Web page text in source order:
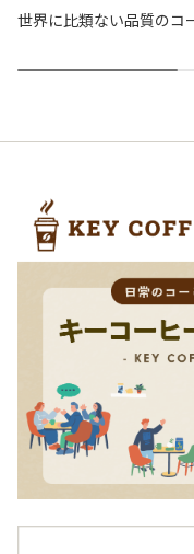
世界に比類ない品質のコ